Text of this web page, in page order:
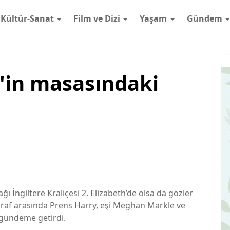
Kültür-Sanat Film ve Dizi Yaşam Gündem
masasındaki
İngiltere Kraliçesi 2. Elizabeth’de olsa da gözler
arasında Prens Harry, eşi Meghan Markle ve
getirdi.